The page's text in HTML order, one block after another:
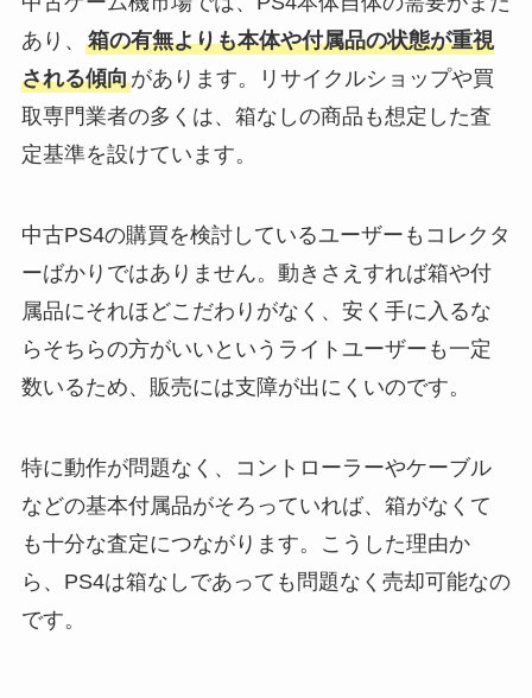
あり、 箱の有無よりも本体や付属品の状態が重視
される傾向があります。リサイクルショップや買
取専門業者の多くは、箱なしの商品も想定した査
定基準を設けています。
中古PS4の購買を検討しているユーザーもコレクタ
ーばかりではありません。動きさえすれば箱や付
属品にそれほどこだわりがなく、安く手に入るな
らそちらの方がいいというライトユーザーも一定
数いるため、販売には支障が出にくいのです。
特に動作が問題なく、コントローラーやケーブル
などの基本付属品がそろっていれば、箱がなくて
も十分な査定につながります。こうした理由か
ら、PS4は箱なしであっても問題なく売却可能なの
です。